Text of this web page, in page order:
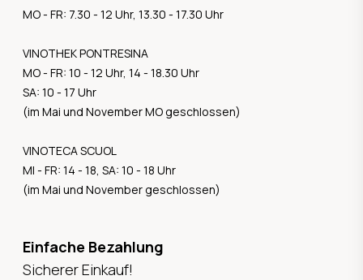
MO - FR: 7.30 - 12 Uhr, 13.30 - 17.30 Uhr
VINOTHEK PONTRESINA
MO - FR: 10 - 12 Uhr, 14 - 18.30 Uhr
SA: 10 - 17 Uhr
(im Mai und November MO geschlossen)
VINOTECA SCUOL
MI - FR: 14 - 18, SA: 10 - 18 Uhr
(im Mai und November geschlossen)
Einfache Bezahlung
Sicherer Einkauf!